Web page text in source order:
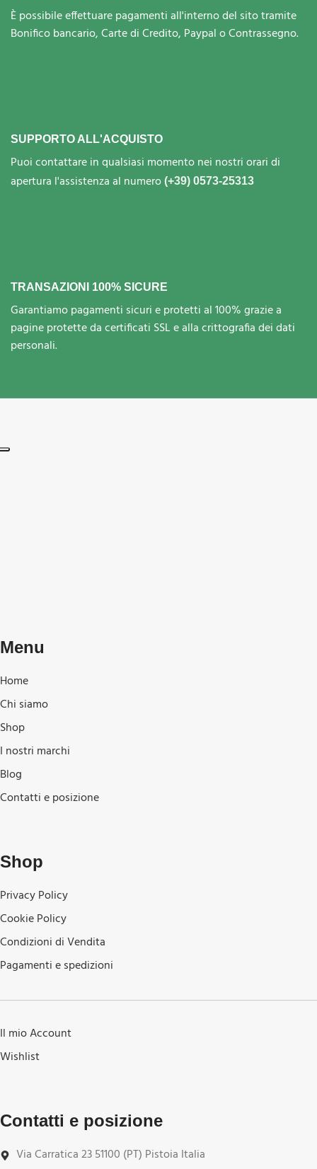
È possibile effettuare pagamenti all'interno del sito tramite
Bonifico bancario, Carte di Credito, Paypal o Contrassegno.
SUPPORTO ALL'ACQUISTO
Puoi contattare in qualsiasi momento nei nostri orari di
apertura l'assistenza al numero (+39) 0573-25313
TRANSAZIONI 100% SICURE
Garantiamo pagamenti sicuri e protetti al 100% grazie a
pagine protette da certificati SSL e alla crittografia dei dati
personali.
Menu
Home
Chi siamo
Shop
I nostri marchi
Blog
Contatti e posizione
Shop
Privacy Policy
Cookie Policy
Condizioni di Vendita
Pagamenti e spedizioni
Il mio Account
Wishlist
Contatti e posizione
Via Carratica 23 51100 (PT) Pistoia Italia